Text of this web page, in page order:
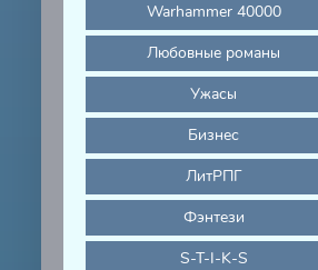
Warhammer 40000
Любовные романы
Ужасы
Бизнес
ЛитРПГ
Фэнтези
S-T-I-K-S